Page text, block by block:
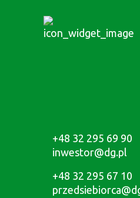
+48 32 295 69 90
inwestor@dg.pl
+48 32 295 67 10